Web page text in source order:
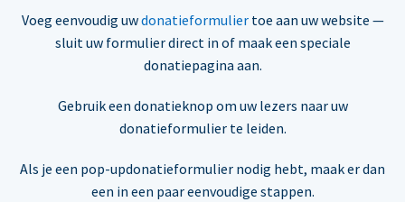
Voeg eenvoudig uwdonatieformuliertoe aan uw website —
sluit uw formulier direct in of maak een speciale
donatiepagina aan.
Gebruik een donatieknop om uw lezers naar uw
donatieformulier te leiden.
Als je een pop-updonatieformulier nodig hebt, maak er dan
een in een paar eenvoudige stappen.